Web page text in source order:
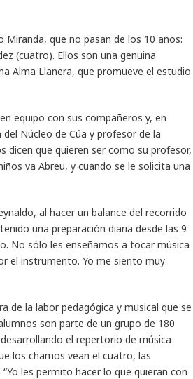
que no pasan de los 10 años:
(cuatro). Ellos son una genuina
Alma Llanera, que promueve el estudio
equipo con sus compañeros y, en
Núcleo de Cúa y profesor de la
dicen que quieren ser como su profesor,
va Abreu, y cuando se le solicita una
al hacer un balance del recorrido
una preparación diaria desde las 9
No sólo les enseñamos a tocar música
el instrumento. Yo me siento muy
de la labor pedagógica y musical que se
son parte de un grupo de 180
el repertorio de música
los chamos vean el cuatro, las
les permito hacer lo que quieran con